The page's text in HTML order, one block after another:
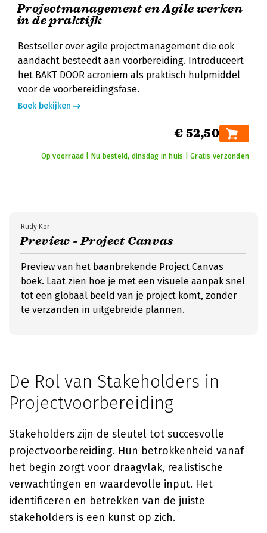
Projectmanagement en Agile werken
in de praktijk
Bestseller over agile projectmanagement die ook
aandacht besteedt aan voorbereiding. Introduceert
het BAKT DOOR acroniem als praktisch hulpmiddel
voor de voorbereidingsfase.
Boek bekijken
€ 52,50
Op voorraad | Nu besteld, dinsdag in huis | Gratis verzonden
Preview - Project Canvas
Rudy Kor
Preview van het baanbrekende Project Canvas
boek. Laat zien hoe je met een visuele aanpak snel
tot een globaal beeld van je project komt, zonder
te verzanden in uitgebreide plannen.
De Rol van Stakeholders in
Projectvoorbereiding
Stakeholders zijn de sleutel tot succesvolle
projectvoorbereiding. Hun betrokkenheid vanaf
het begin zorgt voor draagvlak, realistische
verwachtingen en waardevolle input. Het
identificeren en betrekken van de juiste
stakeholders is een kunst op zich.